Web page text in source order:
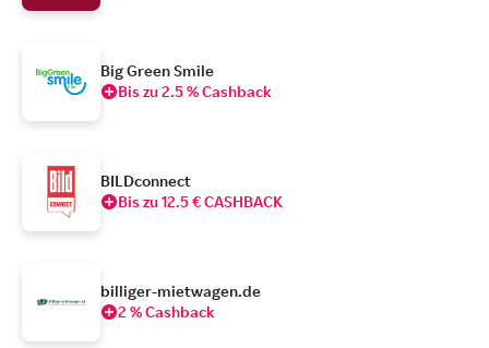
Big Green Smile
Bis zu 2.5 % Cashback
BILDconnect
Bis zu 12.5 € CASHBACK
billiger-mietwagen.de
2 % Cashback